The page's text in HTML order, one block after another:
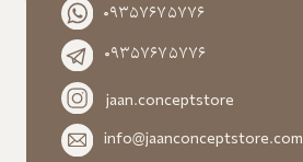
۰۹۳۵۷۶۷۵۷۷۶
۰۹۳۵۷۶۷۵۷۷۶
jaan.conceptstore
info@jaanconceptstore.com